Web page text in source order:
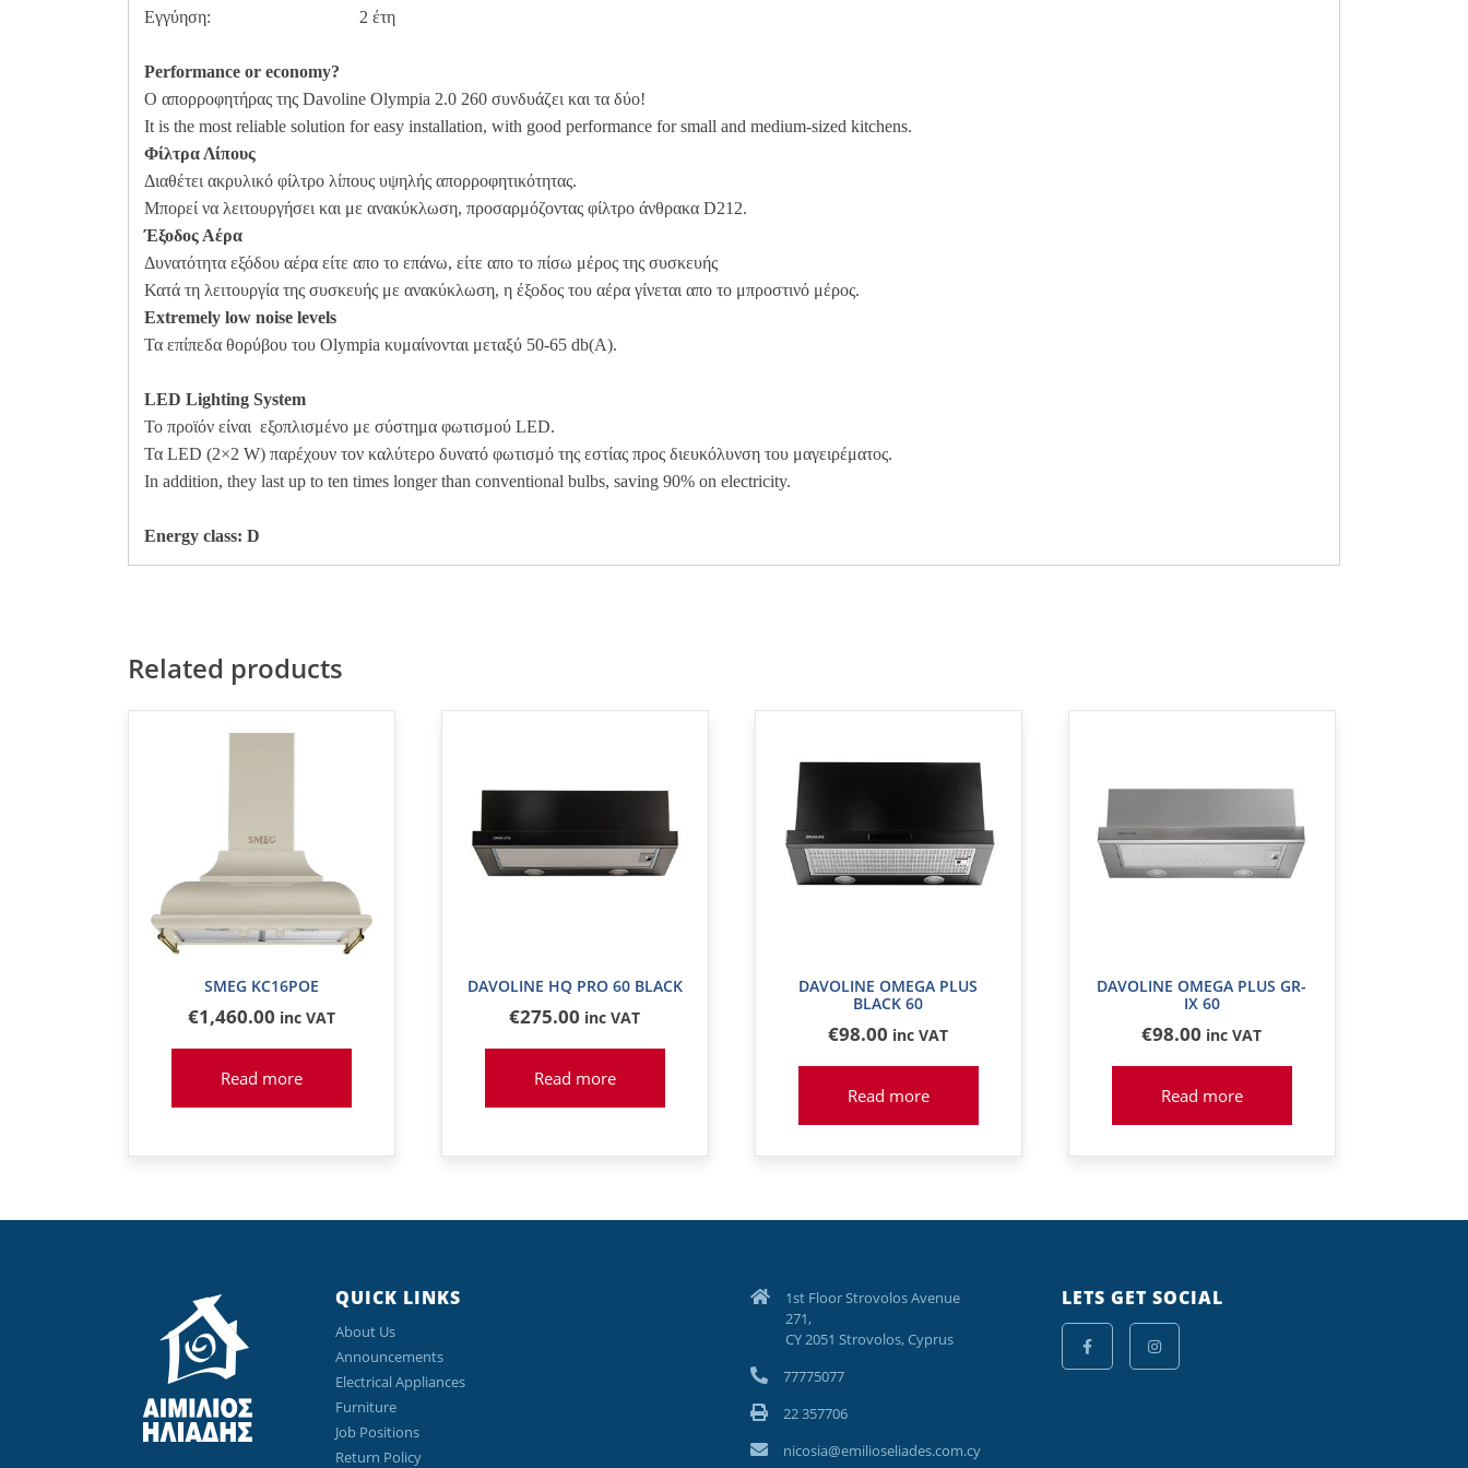
Εγγύηση: 2 έτη
Performance or economy?
Ο απορροφητήρας της Davoline Olympia 2.0 260 συνδυάζει και τα δύο!
It is the most reliable solution for easy installation, with good performance for small and medium-sized kitchens.
Φίλτρα Λίπους
Διαθέτει ακρυλικό φίλτρο λίπους υψηλής απορροφητικότητας.
Μπορεί να λειτουργήσει και με ανακύκλωση, προσαρμόζοντας φίλτρo άνθρακα D212.
Έξοδος Αέρα
Δυνατότητα εξόδου αέρα είτε απο το επάνω, είτε απο το πίσω μέρος της συσκευής
Κατά τη λειτουργία της συσκευής με ανακύκλωση, η έξοδος του αέρα γίνεται απο το μπροστινό μέρος.
Extremely low noise levels
Τα επίπεδα θορύβου του Olympia κυμαίνονται μεταξύ 50-65 db(A).
LED Lighting System
Το προϊόν είναι εξοπλισμένο με σύστημα φωτισμού LED.
Τα LED (2×2 W) παρέχουν τον καλύτερο δυνατό φωτισμό της εστίας προς διευκόλυνση του μαγειρέματος.
In addition, they last up to ten times longer than conventional bulbs, saving 90% on electricity.
Energy class: D
Related products
SMEG KC16POE
€1,460.00 inc VAT
Read more
DAVOLINE HQ PRO 60 BLACK
€275.00 inc VAT
Read more
DAVOLINE OMEGA PLUS
BLACK 60
€98.00 inc VAT
Read more
DAVOLINE OMEGA PLUS GR-
IX 60
€98.00 inc VAT
Read more
QUICK LINKS
About Us
Announcements
Electrical Appliances
Furniture
Job Positions
Return Policy
1st Floor Strovolos Avenue
271,
CY 2051 Strovolos, Cyprus
77775077
22 357706
nicosia@emilioseliades.com.cy
LETS GET SOCIAL